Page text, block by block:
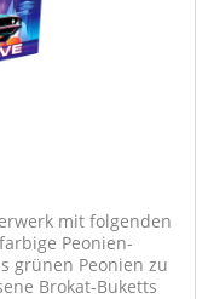
mit folgenden
Peonien-
grünen Peonien zu
Brokat-Buketts